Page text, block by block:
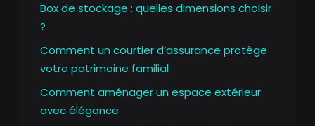
Box de stockage : quelles dimensions choisir
?
Comment un courtier d’assurance protège
votre patrimoine familial
Comment aménager un espace extérieur
avec élégance